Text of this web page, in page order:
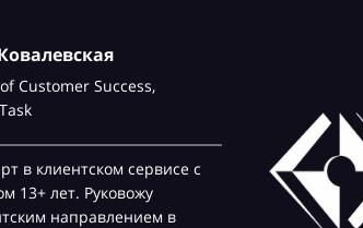
Customer Success,
в клиентском сервисе с
13+ лет. Руковожу
направлением в